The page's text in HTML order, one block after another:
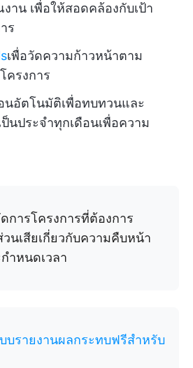
าน เพื่อให้สอดคล้องกับเป้า
ร
เพื่อวัดความก้าวหน้าตาม
ครงการ
นอัตโนมัติเพื่อทบทวนและ
ป็นประจำทุกเดือนเพื่อความ
การโครงการที่ต้องการ
นเสียเกี่ยวกับความคืบหน้า
ำหนดเวลา
บรายงานผลกระทบฟรีสำหรับ